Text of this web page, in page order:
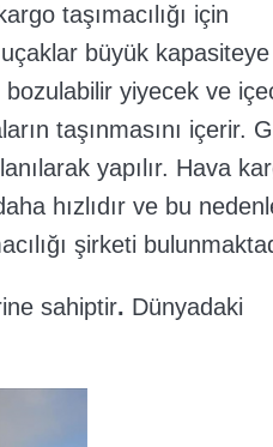
taşımacılığı için
büyük kapasiteye
yiyecek ve
taşınmasını içerir.
yapılır. Hava
hızlıdır ve bu
şirketi
sahiptir. Dünyadaki